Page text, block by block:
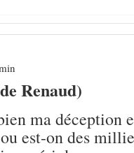
de Renaud)
ma déception
est-on des